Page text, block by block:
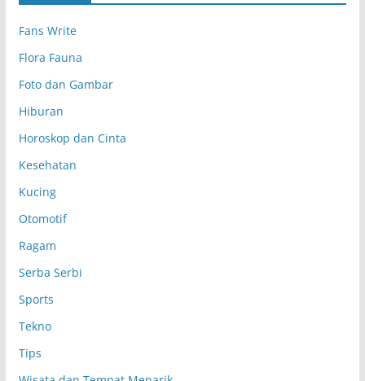
Fans Write
Flora Fauna
Foto dan Gambar
Hiburan
Horoskop dan Cinta
Kesehatan
Kucing
Otomotif
Ragam
Serba Serbi
Sports
Tekno
Tips